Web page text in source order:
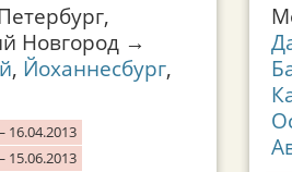
Новгород →
, Йоханнесбург,
16.04.2013
15.06.2013